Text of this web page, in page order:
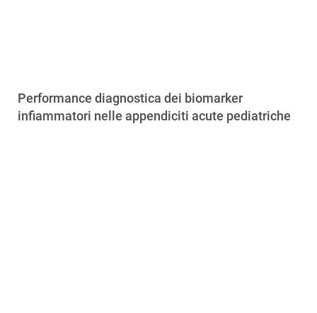
Performance diagnostica dei biomarker
infiammatori nelle appendiciti acute pediatriche